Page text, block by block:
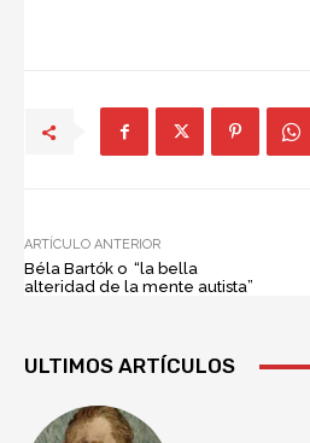
ARTÍCULO ANTERIOR
Béla Bartók o “la bella
alteridad de la mente autista”
ULTIMOS ARTÍCULOS